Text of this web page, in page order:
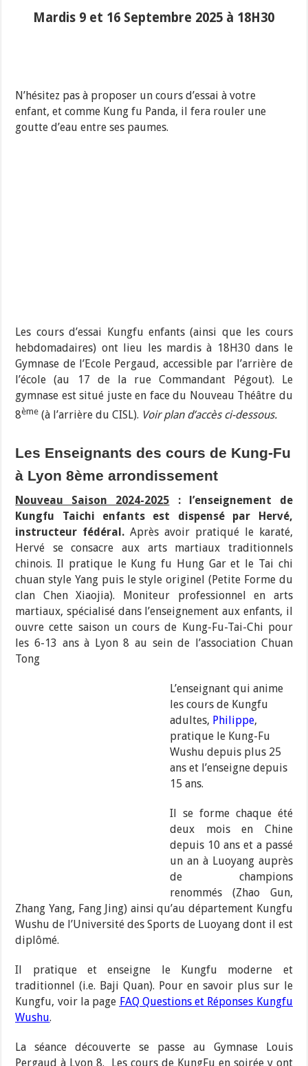
Mardis 9 et 16 Septembre 2025 à 18H30
N’hésitez pas à proposer un cours d’essai à votre
enfant, et comme Kung fu Panda, il fera rouler une
goutte d’eau entre ses paumes.
Les cours d’essai Kungfu enfants (ainsi que les cours
hebdomadaires) ont lieu les mardis à 18H30 dans le
Gymnase de l’Ecole Pergaud, accessible par l’arrière de
l’école (au 17 de la rue Commandant Pégout). Le
gymnase est situé juste en face du Nouveau Théâtre du
8ème (à l’arrière du CISL). Voir plan d’accès ci-dessous.
Les Enseignants des cours de Kung-Fu
à Lyon 8ème arrondissement
Nouveau Saison 2024-2025 : l’enseignement de
Kungfu Taichi enfants est dispensé par Hervé,
instructeur fédéral.Après avoir pratiqué le karaté,
Hervé se consacre aux arts martiaux traditionnels
chinois. Il pratique le Kung fu Hung Gar et le Tai chi
chuan style Yang puis le style originel (Petite Forme du
clan Chen Xiaojia). Moniteur professionnel en arts
martiaux, spécialisé dans l’enseignement aux enfants, il
ouvre cette saison un cours de Kung-Fu-Tai-Chi pour
les 6-13 ans à Lyon 8 au sein de l’association Chuan
Tong
L’enseignant qui anime
les cours de Kungfu
adultes, Philippe,
pratique le Kung-Fu
Wushu depuis plus 25
ans et l’enseigne depuis
15 ans.
Il se forme chaque été
deux mois en Chine
depuis 10 ans et a passé
un an à Luoyang auprès
de champions
renommés (Zhao Gun,
Zhang Yang, Fang Jing) ainsi qu’au département Kungfu
Wushu de l’Université des Sports de Luoyang dont il est
diplômé.
Il pratique et enseigne le Kungfu moderne et
traditionnel (i.e. Baji Quan). Pour en savoir plus sur le
Kungfu, voir la page FAQ Questions et Réponses Kungfu
Wushu.
La séance découverte se passe au Gymnase Louis
Pergaud à Lyon 8. Les cours de KungFu en soirée y ont